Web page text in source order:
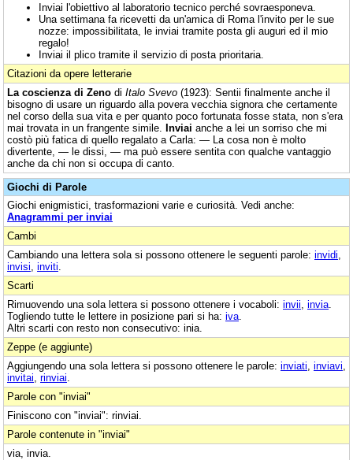
Inviai l'obiettivo al laboratorio tecnico perché sovraesponeva.
Una settimana fa ricevetti da un'amica di Roma l'invito per le sue
nozze: impossibilitata, le inviai tramite posta gli auguri ed il mio
regalo!
Inviai il plico tramite il servizio di posta prioritaria.
Citazioni da opere letterarie
La coscienza di Zeno di Italo Svevo (1923): Sentii finalmente anche il
bisogno di usare un riguardo alla povera vecchia signora che certamente
nel corso della sua vita e per quanto poco fortunata fosse stata, non s'era
mai trovata in un frangente simile. Inviai anche a lei un sorriso che mi
costò più fatica di quello regalato a Carla: — La cosa non è molto
divertente, — le dissi, — ma può essere sentita con qualche vantaggio
anche da chi non si occupa di canto.
Giochi di Parole
Giochi enigmistici, trasformazioni varie e curiosità. Vedi anche:
Anagrammi per inviai
Cambi
Cambiando una lettera sola si possono ottenere le seguenti parole: invidi
invisi inviti
Scarti
Rimuovendo una sola lettera si possono ottenere i vocaboli: invii invia
Togliendo tutte le lettere in posizione pari si ha: iva
Altri scarti con resto non consecutivo: inia.
Zeppe (e aggiunte)
Aggiungendo una sola lettera si possono ottenere le parole: inviati inviavi
invitai rinviai
Parole con "inviai"
Finiscono con "inviai": rinviai.
Parole contenute in "inviai"
via, invia.